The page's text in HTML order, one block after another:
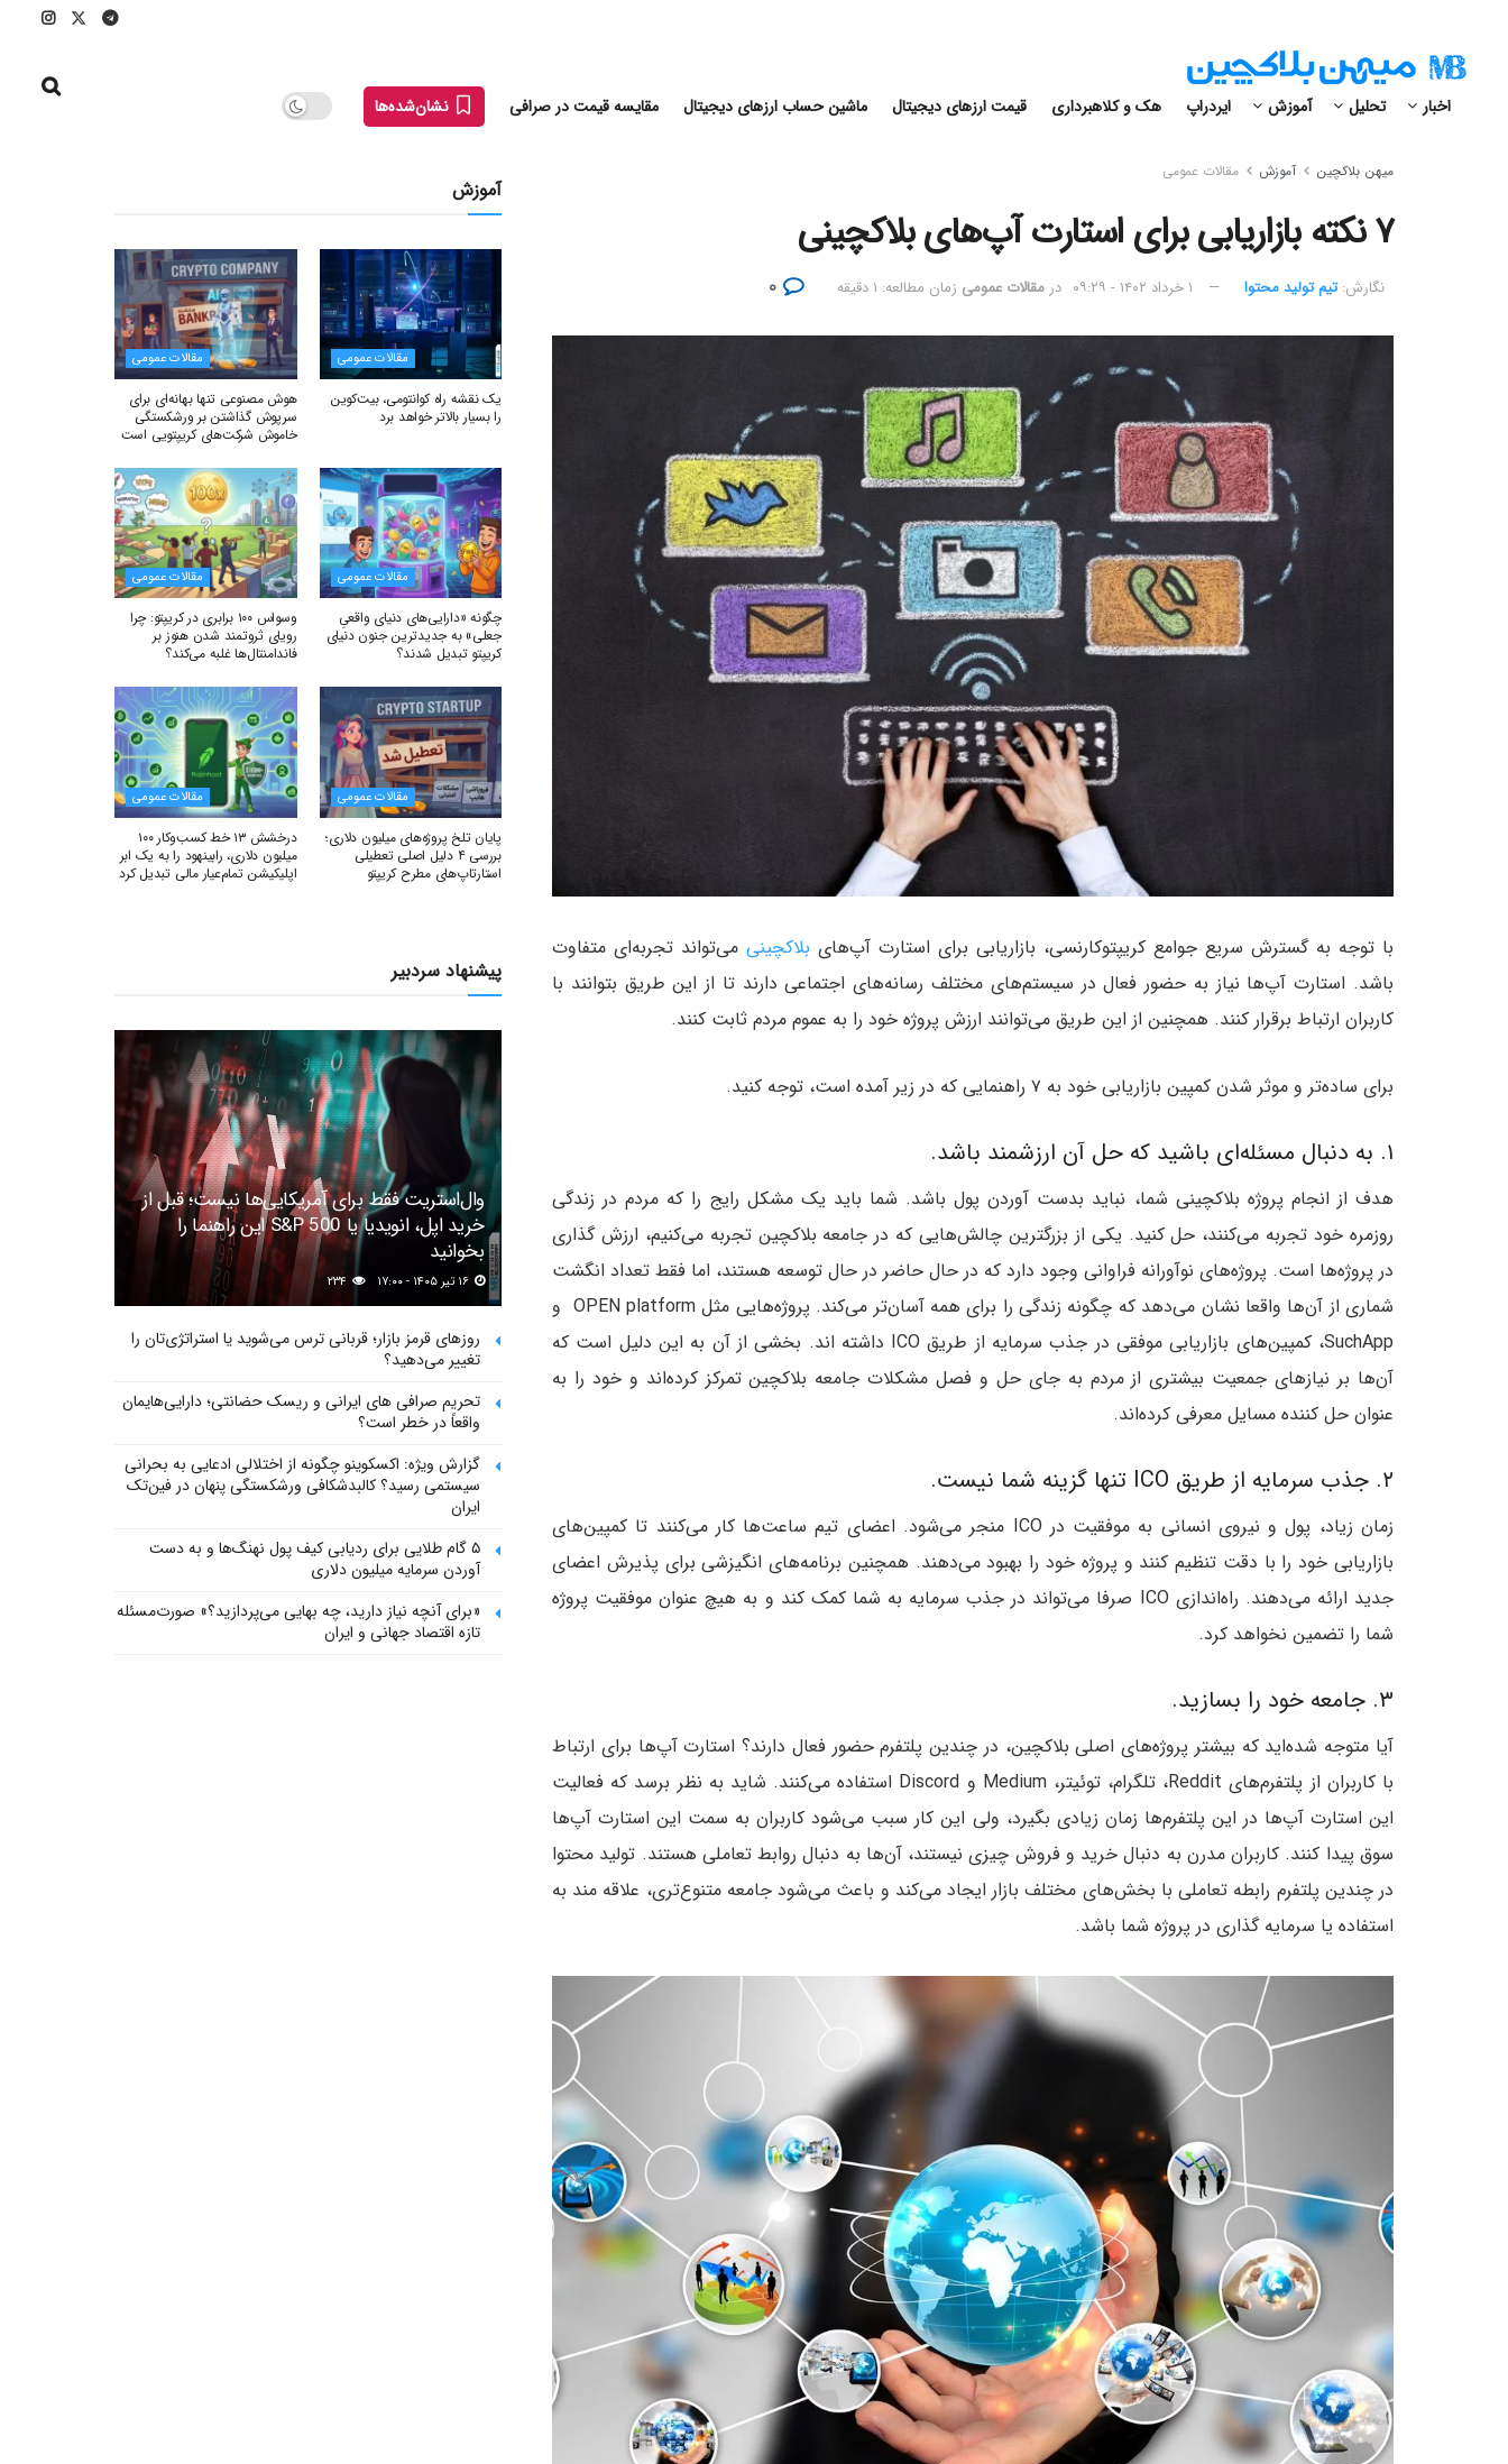
اخبار تحلیل آموزش ایردراپ هک و کلاهبرداری قیمت ارزهای دیجیتال ماشین حساب ارزهای دیجیتال مقایسه قیمت در صرافی نشان‌شده‌ها
میهن بلاکچین آموزش مقالات عمومی
۷ نکته بازاریابی برای استارت آپ‌های بلاکچینی
نگارش:‌ تیم تولید محتوا ۱ خرداد ۱۴۰۲ - ۰۹:۲۹ در مقالات عمومی زمان مطالعه: ۱ دقیقه
با توجه به گسترش سریع جوامع کریپتوکارنسی، بازاریابی برای استارت آپ‌های بلاکچینی می‌تواند تجربه‌ای متفاوت
باشد. استارت آپ‌ها نیاز به حضور فعال در سیستم‌های مختلف رسانه‌های اجتماعی دارند تا از این طریق بتوانند با
کاربران ارتباط برقرار کنند. همچنین از این طریق می‌توانند ارزش پروژه خود را به عموم مردم ثابت کنند.
برای ساده‌تر و موثر شدن کمپین بازاریابی خود به ۷ راهنمایی که در زیر آمده است، توجه کنید.
۱. به دنبال مسئله‌ای باشید که حل آن ارزشمند باشد.
هدف از انجام پروژه بلاکچینی شما، نباید بدست آوردن پول باشد. شما باید یک مشکل رایج را که مردم در زندگی
روزمره خود تجربه می‌کنند، حل کنید. یکی از بزرگترین چالش‌هایی که در جامعه بلاکچین تجربه می‌کنیم، ارزش گذاری
در پروژه‌ها است. پروژه‌های نوآورانه فراوانی وجود دارد که در حال حاضر در حال توسعه هستند، اما فقط تعداد انگشت
شماری از آن‌ها واقعا نشان می‌دهد که چگونه زندگی را برای همه آسان‌تر می‌کند. پروژه‌هایی مثل OPEN platform و
SuchApp، کمپین‌های بازاریابی موفقی در جذب سرمایه از طریق ICO داشته اند. بخشی از آن به این دلیل است که
آن‌ها بر نیازهای جمعیت بیشتری از مردم به جای حل و فصل مشکلات جامعه بلاکچین تمرکز کرده‌اند و خود را به
عنوان حل کننده مسایل معرفی کرده‌اند.
۲. جذب سرمایه از طریق ICO تنها گزینه شما نیست.
زمان زیاد، پول و نیروی انسانی به موفقیت در ICO منجر می‌شود. اعضای تیم ساعت‌ها کار می‌کنند تا کمپین‌های
بازاریابی خود را با دقت تنظیم کنند و پروژه خود را بهبود می‌دهند. همچنین برنامه‌های انگیزشی برای پذیرش اعضای
جدید ارائه می‌دهند. راه‌اندازی ICO صرفا می‌تواند در جذب سرمایه به شما کمک کند و به هیچ عنوان موفقیت پروژه
شما را تضمین نخواهد کرد.
۳. جامعه خود را بسازید.
آیا متوجه شده‌اید که بیشتر پروژه‌های اصلی بلاکچین، در چندین پلتفرم حضور فعال دارند؟ استارت آپ‌ها برای ارتباط
با کاربران از پلتفرم‌های Reddit، تلگرام، توئیتر، Medium و Discord استفاده می‌کنند. شاید به نظر برسد که فعالیت
این استارت آپ‌ها در این پلتفرم‌ها زمان زیادی بگیرد، ولی این کار سبب می‌شود کاربران به سمت این استارت آپ‌ها
سوق پیدا کنند. کاربران مدرن به دنبال خرید و فروش چیزی نیستند، آن‌ها به دنبال روابط تعاملی هستند. تولید محتوا
در چندین پلتفرم رابطه تعاملی با بخش‌های مختلف بازار ایجاد می‌کند و باعث می‌شود جامعه متنوع‌تری، علاقه مند به
استفاده یا سرمایه گذاری در پروژه شما باشد.
آموزش
مقالات عمومی
یک نقشه راه کوانتومی، بیت‌کوین
را بسیار بالاتر خواهد برد
مقالات عمومی
هوش مصنوعی تنها بهانه‌ای برای
سرپوش گذاشتن بر ورشکستگی
خاموش شرکت‌های کریپتویی است
مقالات عمومی
چگونه «دارایی‌های دنیای واقعیِ
جعلی» به جدیدترین جنون دنیای
کریپتو تبدیل شدند؟
مقالات عمومی
وسواس ۱۰۰ برابری در کریپتو: چرا
رویای ثروتمند شدن هنوز بر
فاندامنتال‌ها غلبه می‌کند؟
مقالات عمومی
پایان تلخ پروژه‌های میلیون دلاری؛
بررسی ۴ دلیل اصلی تعطیلی
استارتاپ‌های مطرح کریپتو
مقالات عمومی
درخشش ۱۳ خط کسب‌وکار ۱۰۰
میلیون دلاری، رابینهود را به یک ابر
اپلیکیشن تمام‌عیار مالی تبدیل کرد
پیشنهاد سردبیر
وال‌استریت فقط برای آمریکایی‌ها نیست؛ قبل از
خرید اپل، انویدیا یا S&P 500 این راهنما را
بخوانید
روزهای قرمز بازار؛ قربانی ترس می‌شوید یا استراتژی‌تان را
تغییر می‌دهید؟
تحریم صرافی های ایرانی و ریسک حضانتی؛ دارایی‌هایمان
واقعاً در خطر است؟
گزارش ویژه: اکسکوینو چگونه از اختلالی ادعایی به بحرانی
سیستمی رسید؟ کالبدشکافی ورشکستگی پنهان در فین‌تک
ایران
۵ گام طلایی برای ردیابی کیف پول‌ نهنگ‌ها و به دست
آوردن سرمایه میلیون دلاری
«برای آنچه نیاز دارید، چه بهایی می‌پردازید؟» صورت‌مسئله
تازه اقتصاد جهانی و ایران